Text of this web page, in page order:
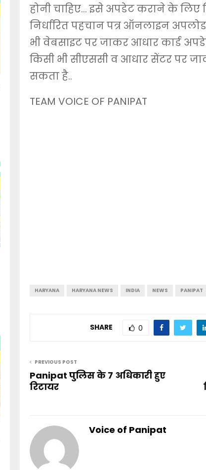
होनी चाहिए… इसे अपडेट कराने के लिए
निर्धारित पहचान पत्र ऑनलाइन
भी वेबसाइट पर जाकर आधार कार्ड
किसी भी सीएससी व आधार सेंटर पर
सकता है..
TEAM VOICE OF PANIPAT
HARYANA HARYANA NEWS INDIA NEWS PANIPAT
SHARE 0
PREVIOUS POST
Panipat पुलिस के 7 अधिकारी हुए
रिटायर
Voice of Panipat